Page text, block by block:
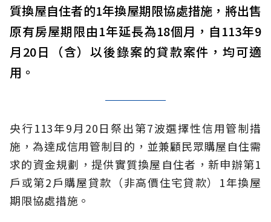
質換屋自住者的1年換屋期限協處措施，將出售
原有房屋期限由1年延長為18個月，自113年9
月20日（含）以後錄案的貸款案件，均可適
用。
央行113年9月20日祭出第7波選擇性信用管制措
施，為達成信用管制目的，並兼顧民眾購屋自住需
求的資金規劃，提供實質換屋自住者，新申辦第1
戶或第2戶購屋貸款（非高價住宅貸款）1年換屋
期限協處措施。